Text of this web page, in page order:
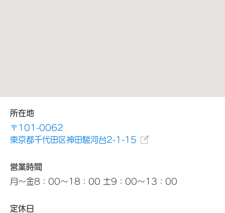
所在地
〒101-0062
東京都千代田区神田駿河台2-1-15
営業時間
月～金8：00～18：00 土9：00～13：00
定休日